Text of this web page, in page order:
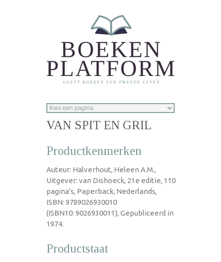
VAN SPIT EN GRIL
Productkenmerken
Auteur: Halverhout, Heleen A.M.,
Uitgever: van Dishoeck, 21e editie, 110
pagina's, Paperback, Nederlands,
ISBN: 9789026930010
(ISBN10: 9026930011), Gepubliceerd in
1974.
Productstaat